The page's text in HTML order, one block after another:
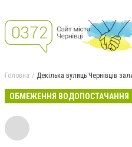
Головна Декілька вулиць Чернівців
ОБМЕЖЕННЯ ВОДОПОСТАЧАННЯ